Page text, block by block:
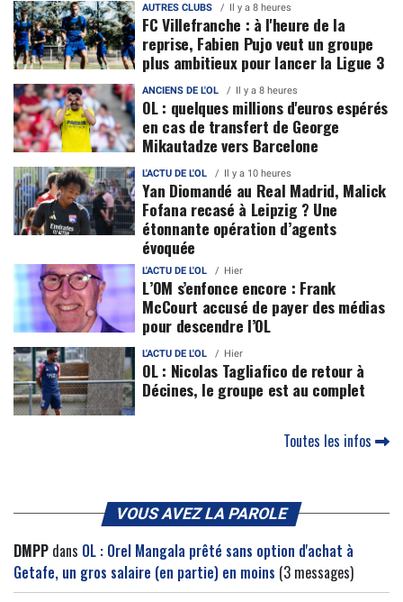
AUTRES CLUBS Il y a 8 heures
FC Villefranche : à l'heure de la
reprise, Fabien Pujo veut un groupe
plus ambitieux pour lancer la Ligue 3
ANCIENS DE L'OL Il y a 8 heures
OL : quelques millions d'euros espérés
en cas de transfert de George
Mikautadze vers Barcelone
L'ACTU DE L'OL Il y a 10 heures
Yan Diomandé au Real Madrid, Malick
Fofana recasé à Leipzig ? Une
étonnante opération d’agents
évoquée
L'ACTU DE L'OL Hier
L’OM s’enfonce encore : Frank
McCourt accusé de payer des médias
pour descendre l’OL
L'ACTU DE L'OL Hier
OL : Nicolas Tagliafico de retour à
Décines, le groupe est au complet
Toutes les infos
VOUS AVEZ LA PAROLE
DMPP dans OL : Orel Mangala prêté sans option d'achat à
Getafe, un gros salaire (en partie) en moins (3 messages)